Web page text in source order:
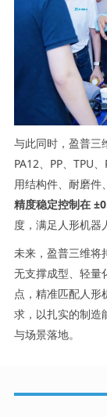
与此同时，盈普三
PA12、PP、TPU
用结构件、耐磨件
精度稳定控制在
度，满足人形机器
未来，盈普三维将
无支撑成型、轻量
点，精准匹配人形
求，以扎实的制造
与场景落地。